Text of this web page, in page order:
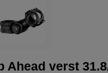
Ahead verst